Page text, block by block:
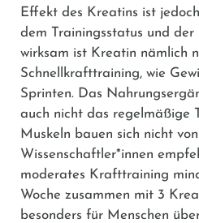
Effekt des Kreatins ist
dem Trainingsstatus und der
wirksam ist Kreatin nämlich
Schnellkrafttraining, wie
Sprinten. Das
auch nicht das regelmäßige
Muskeln bauen sich nicht
Wissenschaftler*innen
moderates Krafttraining
Woche zusammen mit 3
besonders für Menschen